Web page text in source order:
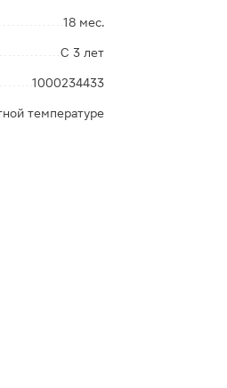
18 мес.
С 3 лет
1000234433
температуре